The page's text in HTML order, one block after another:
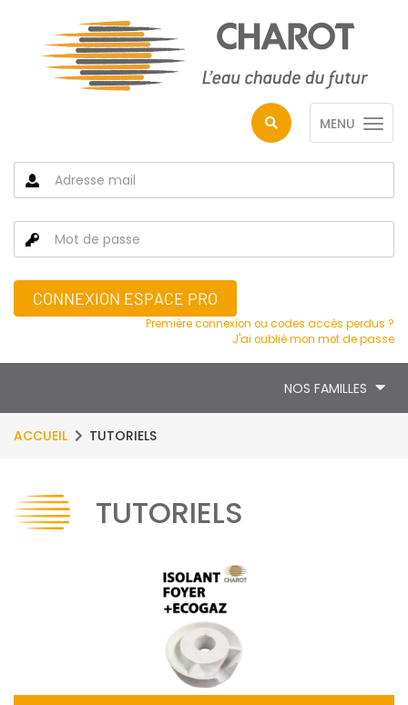
MENU
CONNEXION ESPACE PRO
Première connexion ou codes accès perdus ?
J'ai oublié mon mot de passe
NOS FAMILLES
ACCUEIL TUTORIELS
TUTORIELS